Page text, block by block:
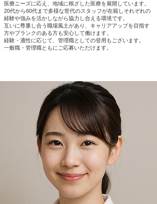
医療ニーズに応え、地域に根ざした医療を展開しています。
20代から60代まで多様な世代のスタッフが在籍しそれぞれの
経験や強みを活かしながら協力し合える環境です。
互いに尊重し合う職場風土があり、キャリアアップを目指す
方やブランクのある方も安心して働けます。
経験・適性に応じて、管理職としての登用もございます。
一般職・管理職ともにご応募いただけます。